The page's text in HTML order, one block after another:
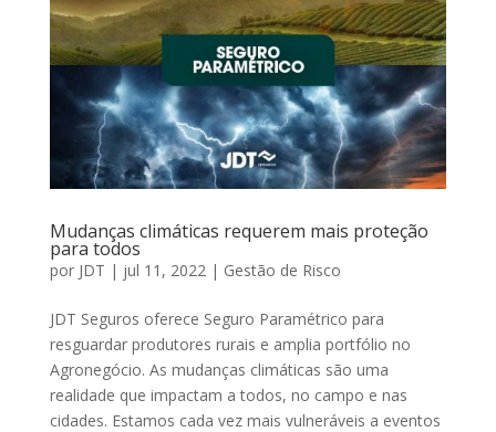
Mudanças climáticas requerem mais proteção
para todos
por JDT | jul 11, 2022| Gestão de Risco
JDT Seguros oferece Seguro Paramétrico para
resguardar produtores rurais e amplia portfólio no
Agronegócio. As mudanças climáticas são uma
realidade que impactam a todos, no campo e nas
cidades. Estamos cada vez mais vulneráveis a eventos